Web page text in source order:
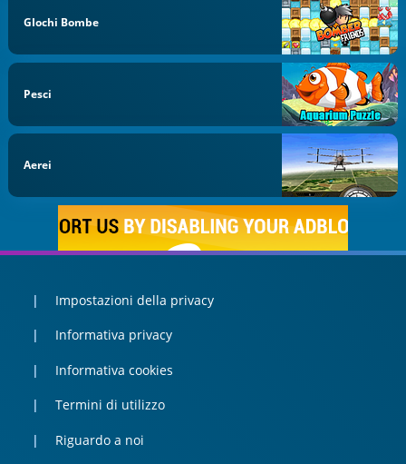
GIochi Bombe
Pesci
Aerei
Impostazioni della privacy
Informativa privacy
Informativa cookies
Termini di utilizzo
Riguardo a noi